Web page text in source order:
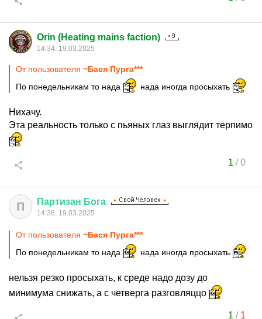
Orin (Heating mains faction)
14:34, 19.03.2025
От пользователя ~Бася Пурга***
По понедельникам то нада
нада иногда просыхать
Нихачу.
Эта реальность только с пьяных глаз выглядит терпимо
1 /0
П Партизан Бога
14:38, 19.03.2025
От пользователя ~Бася Пурга***
По понедельникам то нада
нада иногда просыхать
нельзя резко просыхать, к среде надо дозу до
минимума снижать, а с четверга разговляццо
1 / 1